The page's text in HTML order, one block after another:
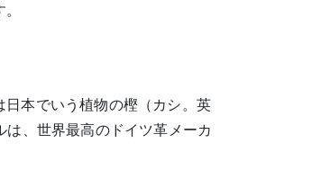
本でいう植物の樫（カシ。英
、世界最高のドイツ革メーカ